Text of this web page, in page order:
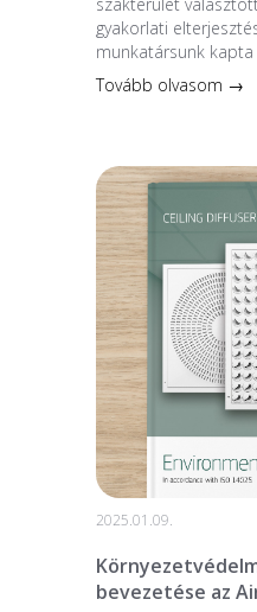
gyakorlati
munkatársunk
Tovább olvasom →
2025.01.09.
bevezetése az